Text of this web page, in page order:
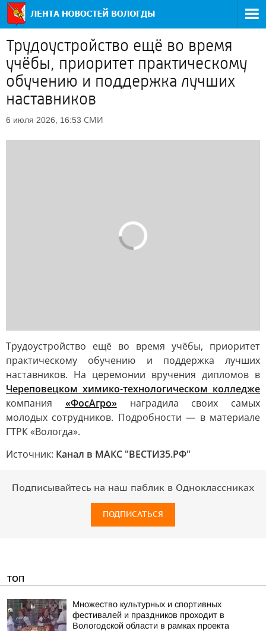
Трудоустройство ещё во время
учёбы, приоритет практическому
обучению и поддержка лучших
наставников
6 июля 2026, 16:53 СМИ
Трудоустройство ещё во время учёбы, приоритет
практическому обучению и поддержка лучших
наставников. На церемонии вручения дипломов в
Череповецком химико-технологическом колледже
компания «ФосАгро»наградила своих самых
молодых сотрудников. Подробности — в материале
ГТРК «Вологда».
Источник: Канал в МАКС "ВЕСТИ35.РФ"
Подписывайтесь на наш паблик в Одноклассниках
ПОДПИСАТЬСЯ
ТОП
Множество культурных и спортивных
фестивалей и праздников проходит в
Вологодской области в рамках проекта